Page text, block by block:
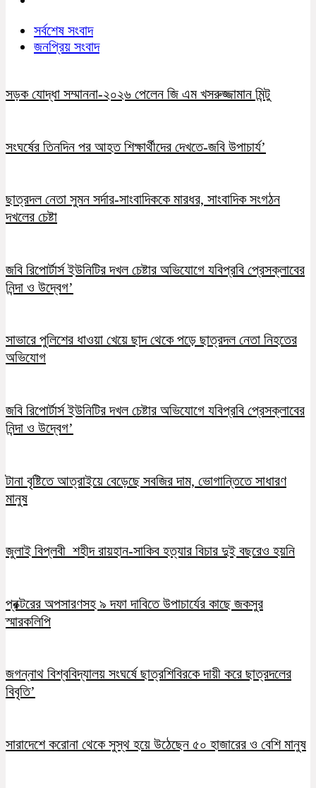
সর্বশেষ সংবাদ
জনপ্রিয় সংবাদ
সড়ক যোদ্ধা সম্মাননা-২০২৬ পেলেন জি এম খসরুজ্জামান মিন্টু
সংঘর্ষের তিনদিন পর আহত শিক্ষার্থীদের দেখতে-জবি উপাচার্য’
ছাত্রদল নেতা সুমন সর্দার-সাংবাদিককে মারধর, সাংবাদিক সংগঠন
দখলের চেষ্টা
জবি রিপোর্টার্স ইউনিটির দখল চেষ্টার অভিযোগে যবিপ্রবি প্রেসক্লাবের
নিন্দা ও উদ্বেগ’
সাভারে পুলিশের ধাওয়া খেয়ে ছাদ থেকে পড়ে ছাত্রদল নেতা নিহতের
অভিযোগ
জবি রিপোর্টার্স ইউনিটির দখল চেষ্টার অভিযোগে যবিপ্রবি প্রেসক্লাবের
নিন্দা ও উদ্বেগ’
টানা বৃষ্টিতে আত্রাইয়ে বেড়েছে সবজির দাম, ভোগান্তিতে সাধারণ
মানুষ
জুলাই বিপ্লবী শহীদ রায়হান-সাকিব হত্যার বিচার দুই বছরেও হয়নি
প্রক্টরের অপসারণসহ ৯ দফা দাবিতে উপাচার্যের কাছে জকসুর
স্মারকলিপি
জগন্নাথ বিশ্ববিদ্যালয় সংঘর্ষে ছাত্রশিবিরকে দায়ী করে ছাত্রদলের
বিবৃতি’
সারাদেশে করোনা থেকে সুস্থ হয়ে উঠেছেন ৫০ হাজারের ও বেশি মানুষ